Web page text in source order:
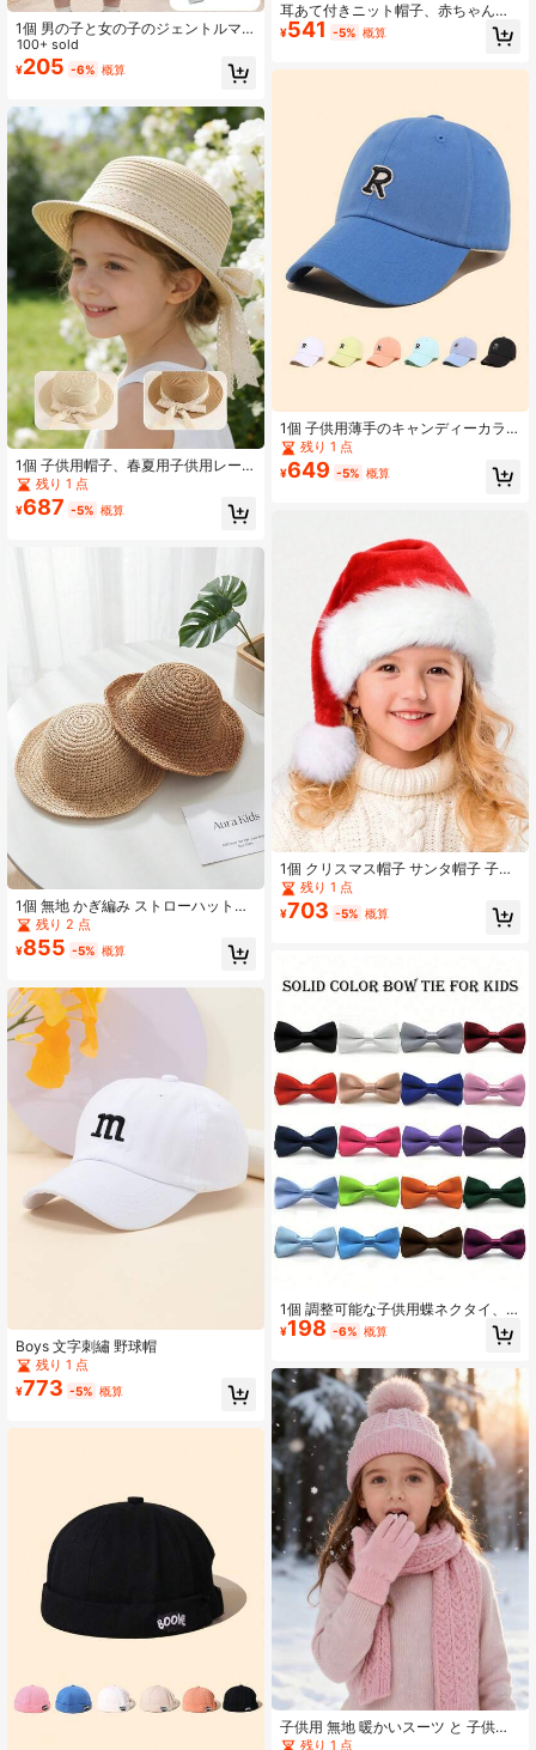
1個 男の子と女の子のジェントルマ
ンファッション学生ノーネクタイス
タイル、フォーマルな場面、パーテ
ィー、集まりに適しています
100+ sold
¥205 -6% 概算
1個 子供用帽子、春夏用子供用レー
スリボン草帽子、女の子向け、アウ
トドアビーチ用、春のお出かけに適
しています
残り 1 点
¥687 -5% 概算
1個 無地 かぎ編み ストローハット、
通気性抜群 UVカット 子供用 サンハ
ット、アウトドアや日常着用に適し
ています
残り 2 点
¥855 -5% 概算
Boys 文字刺繡 野球帽
残り 1 点
¥773 -5% 概算
耳あて付きニット帽子、赤ちゃん
用、男女兼用、秋と冬に最適
¥541 -5% 概算
1個 子供用薄手のキャンディーカラ
ー野球帽、男女兼用のシンプルなRの
ロゴ入りつば付き帽子、春用
残り 1 点
¥649 -5% 概算
1個 クリスマス帽子 サンタ帽子 子供
用、クリスマス帽子 ユニセックス ベ
ルベット クラシック 幼児サンタクロ
ース帽子 クリスマス 新年会用
残り 1 点
¥703 -5% 概算
1個 調整可能な子供用蝶ネクタイ、
結婚式、パーティー、誕生日、クリ
スマス、ハロウィン、学校行事、男
¥198 -6% 概算
子供用 無地 暖かいスーツ と 子供用
ニット帽 セット、冬の旅行に適して
残り 1 点